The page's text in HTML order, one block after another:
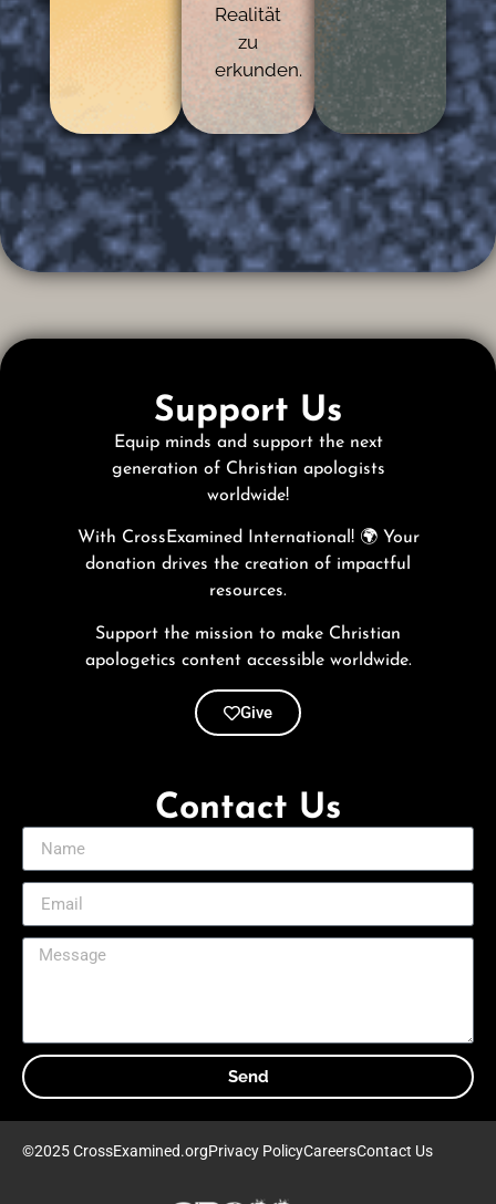
Realität
zu
erkunden.
Support Us
Equip minds and support the next
generation of Christian apologists
worldwide!
With CrossExamined International! 🌍 Your
donation drives the creation of impactful
resources.
Support the mission to make Christian
apologetics content accessible worldwide.
Give
Contact Us
Send
©2025 CrossExamined.orgPrivacy PolicyCareersContact Us